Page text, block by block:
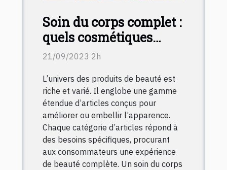
Soin du corps complet :
quels cosmétiques
choisir ?
21/09/2023 2h
L’univers des produits de beauté est
riche et varié. Il englobe une gamme
étendue d’articles conçus pour
améliorer ou embellir l’apparence.
Chaque catégorie d’articles répond à
des besoins spécifiques, procurant
aux consommateurs une expérience
de beauté complète. Un soin du corps